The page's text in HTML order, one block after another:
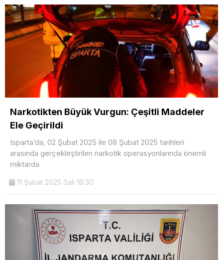
Narkotikten Büyük Vurgun: Çeşitli Maddeler
Ele Geçirildi
Isparta’da, 02 Şubat 2025 ile 08 Şubat 2025 tarihleri
arasında gerçekleştirilen narkotik operasyonlarında önemli
miktarda
11 Şubat 2025 Salı 16:30